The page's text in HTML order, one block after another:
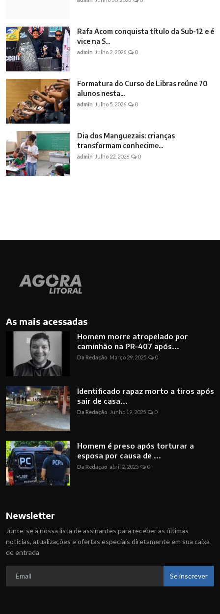
Rafa Acom conquista título da Sub-12 e é
vice na S...
admin Julho 2, 2026 0
Formatura do Curso de Libras reúne 70
alunos nesta...
admin Julho 5, 2026 0
Dia dos Manguezais: crianças
transformam conhecime...
admin Julho 22, 2026 0
As mais acessadas
Homem morre atropelado por
caminhão na PR-407 após...
Da Redação Março 29, 2025 0
Identificado rapaz morto a tiros após
sair de casa...
Da Redação Junho 19, 2025 0
Homem é preso após torturar a
esposa por causa de ...
Da Redação abril 2, 2025 0
Newsletter
Junte-se à nossa lista de assinantes para receber as últimas
notícias, atualizações e ofertas especiais diretamente em sua caixa
de entrada
Se inscrever